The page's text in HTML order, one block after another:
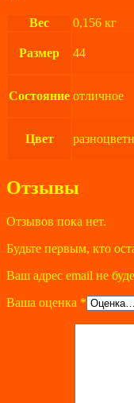
Вес 0,156 кг
Размер 44
Состояние отличное
Цвет
Отзывы
Отзывов пока нет.
Будьте первым, кто
Ваш адрес email не
Ваша оценка *